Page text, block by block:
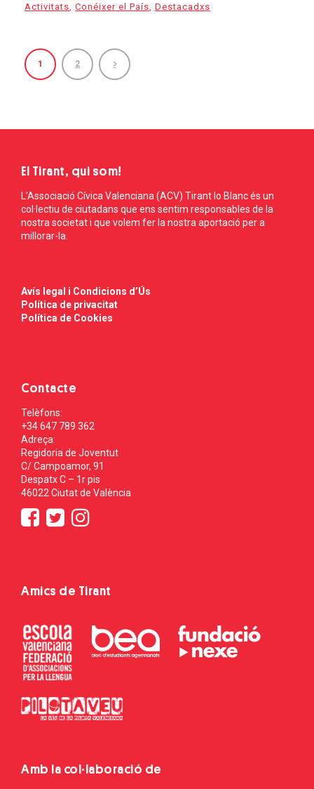
Activitats, Conéixer el País, Destacadxs
1 2
El Tirant, qui som!
L’Associació Cívica Valenciana (ACV) Tirant lo Blanc és un
col·lectiu de ciutadans que ens sentim responsables de la
nostra societat i que volem fer la nostra aportació per a
millorar-la.
Avís legal i Condicions d’Ús
Política de privacitat
Política de Cookies
Contacte
Telèfons:
+34 647 789 362
Adreça:
Regidoria de Joventut
C/ Campoamor, 91
Despatx C – 1r pis
46022 Ciutat de València
Amics de Tirant
Amb la col·laboració de